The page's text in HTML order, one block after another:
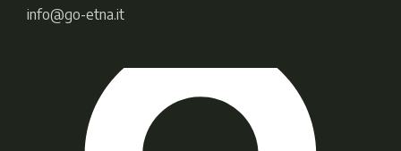
info@go-etna.it